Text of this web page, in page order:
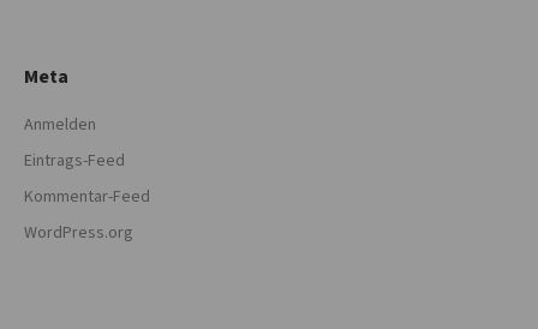
Meta
Anmelden
Eintrags-Feed
Kommentar-Feed
WordPress.org